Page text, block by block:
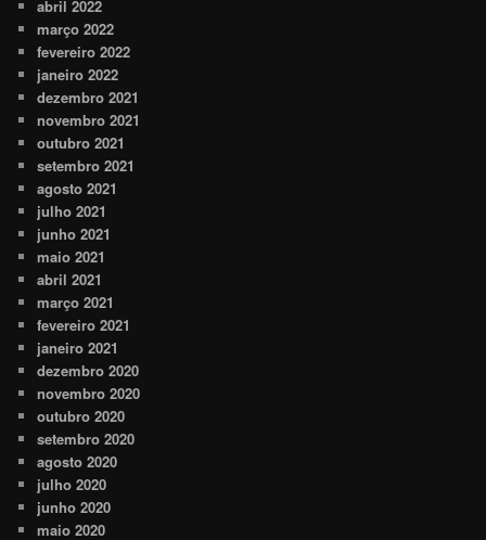
abril 2022
março 2022
fevereiro 2022
janeiro 2022
dezembro 2021
novembro 2021
outubro 2021
setembro 2021
agosto 2021
julho 2021
junho 2021
maio 2021
abril 2021
março 2021
fevereiro 2021
janeiro 2021
dezembro 2020
novembro 2020
outubro 2020
setembro 2020
agosto 2020
julho 2020
junho 2020
maio 2020